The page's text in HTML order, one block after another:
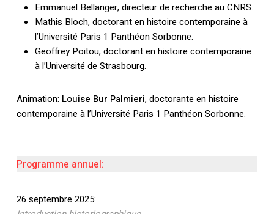
Emmanuel Bellanger, directeur de recherche au CNRS.
Mathis Bloch, doctorant en histoire contemporaine à
l’Université Paris 1 Panthéon Sorbonne.
Geoffrey Poitou, doctorant en histoire contemporaine
à l’Université de Strasbourg.
Animation: Louise Bur Palmieri, doctorante en histoire
contemporaine à l’Université Paris 1 Panthéon Sorbonne.
Programme annuel:
26 septembre 2025: